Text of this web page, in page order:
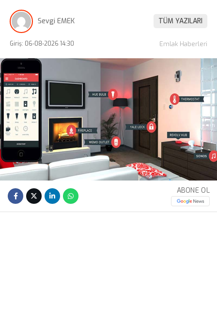
Sevgi EMEK TÜM YAZILARI
Giriş: 06-08-2026 14:30 Emlak Haberleri
ABONE OL